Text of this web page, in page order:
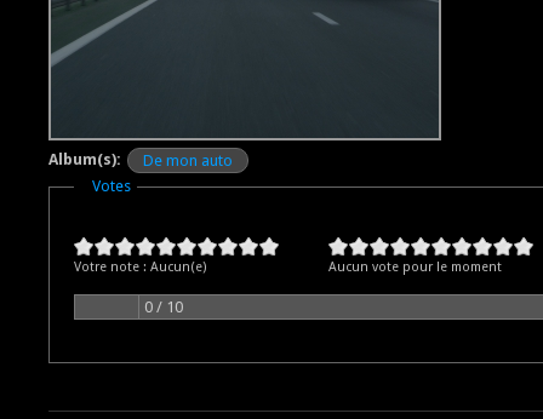
Album(s):
De mon auto
Masquer
Votes
Votre note : Aucun(e) Aucun vote pour le moment
0 / 10